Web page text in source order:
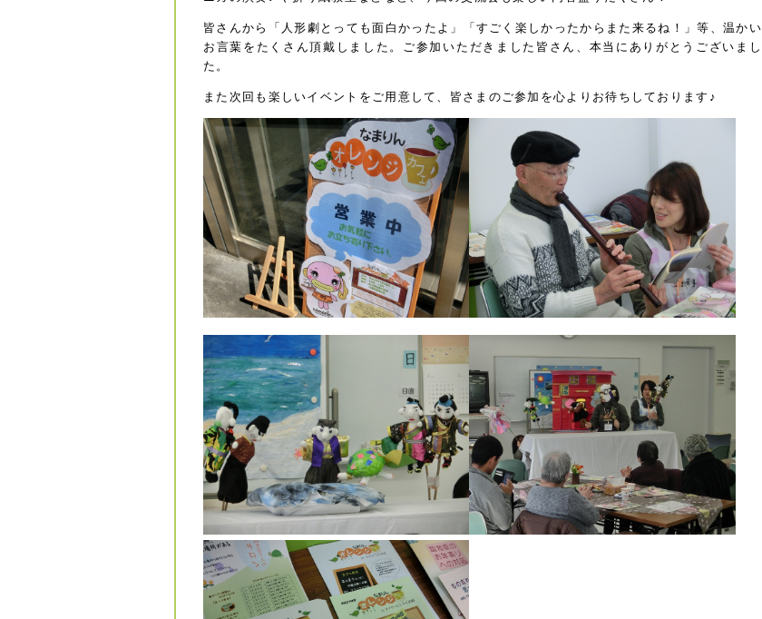
皆さんから「人形劇とっても面白かったよ」「すごく楽しかったからまた来るね！」等、温かい
お言葉をたくさん頂戴しました。ご参加いただきました皆さん、本当にありがとうございまし
た。
また次回も楽しいイベントをご用意して、皆さまのご参加を心よりお待ちしております♪